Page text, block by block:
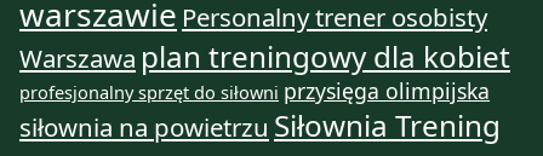
warszawie Personalny trener osobisty
Warszawa plan treningowy dla kobiet
profesjonalny sprzęt do siłowni przysięga olimpijska
siłownia na powietrzu Siłownia Trening